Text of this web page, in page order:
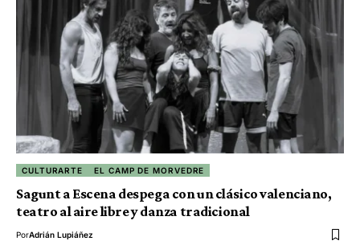
CULTURARTE EL CAMP DE MORVEDRE
Sagunt a Escena despega con un clásico valenciano,
teatro al aire libre y danza tradicional
PorAdrián Lupiáñez